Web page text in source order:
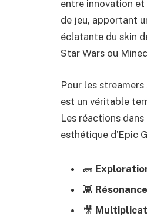
entre innovation
de jeu, apportant
éclatante du skin
Star Wars ou
Pour les
est un véritable
Les réactions
esthétique d’Epic
🧱
👾
🎥